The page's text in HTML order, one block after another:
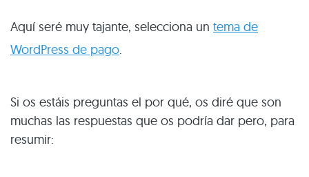
Aquí seré muy tajante, selecciona un tema de
WordPress de pago.
Si os estáis preguntas el por qué, os diré que son
muchas las respuestas que os podría dar pero, para
resumir: